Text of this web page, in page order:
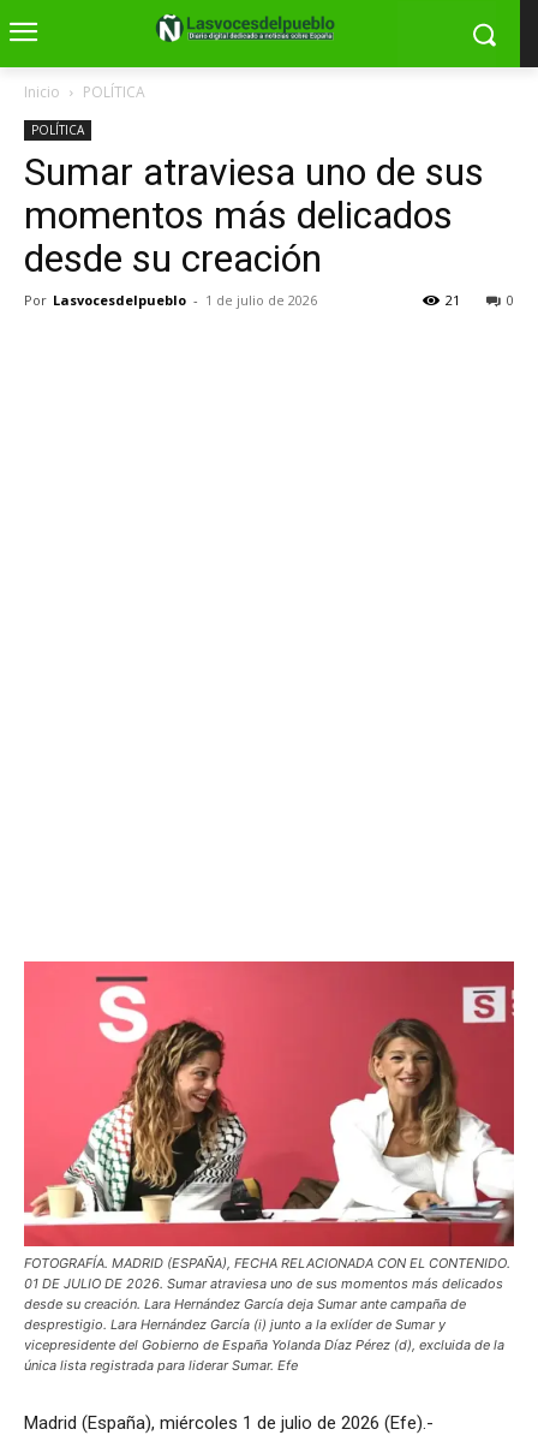
Inicio POLÍTICA
POLÍTICA
Sumar atraviesa uno de sus
momentos más delicados
desde su creación
Por Lasvocesdelpueblo - 1 de julio de 2026 0
21
FOTOGRAFÍA. MADRID (ESPAÑA), FECHA RELACIONADA CON EL CONTENIDO.
01 DE JULIO DE 2026. Sumar atraviesa uno de sus momentos más delicados
desde su creación. Lara Hernández García deja Sumar ante campaña de
desprestigio. Lara Hernández García (i) junto a la exlíder de Sumar y
vicepresidente del Gobierno de España Yolanda Díaz Pérez (d), excluida de la
única lista registrada para liderar Sumar. Efe
Madrid (España), miércoles 1 de julio de 2026 (Efe).-